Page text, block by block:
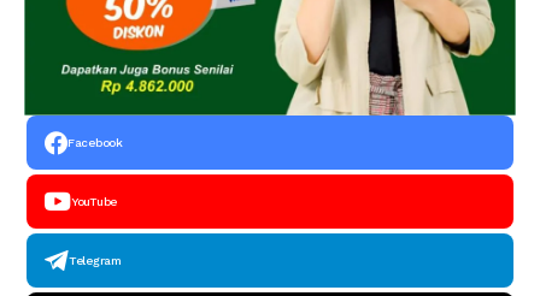
Facebook
YouTube
Telegram